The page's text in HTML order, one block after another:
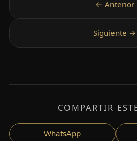
COMPARTIR
WhatsApp